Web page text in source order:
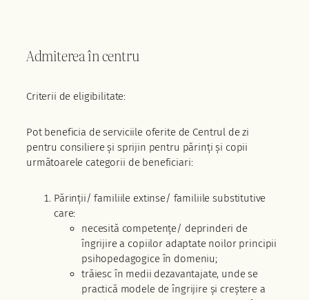
Admiterea în centru
Criterii de eligibilitate:
Pot beneficia de serviciile oferite de Centrul de zi
pentru consiliere și sprijin pentru părinți și copii
următoarele categorii de beneficiari:
Părinții/ familiile extinse/ familiile substitutive
care:
necesită competențe/ deprinderi de
îngrijire a copiilor adaptate noilor principii
psihopedagogice în domeniu;
trăiesc în medii dezavantajate, unde se
practică modele de îngrijire și creștere a